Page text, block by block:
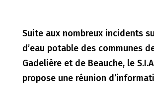
Suite aux nombreux incidents
d’eau potable des communes
Gadelière et de Beauche, le
propose une réunion